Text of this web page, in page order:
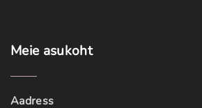
Meie asukoht
Aadress